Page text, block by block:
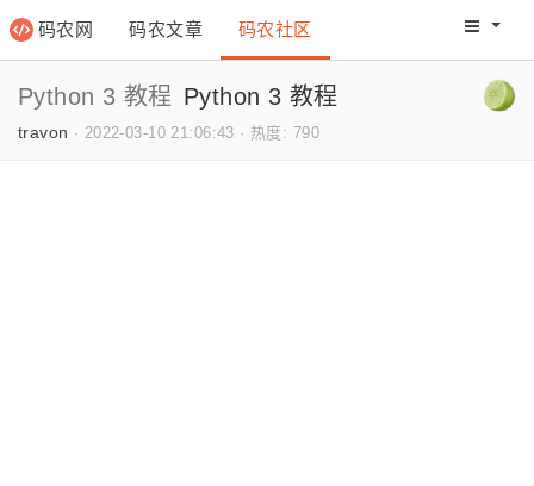
码农网 码农文章 码农社区 码农网
Python 3 教程 Python 3 教程
travon · 2022-03-10 21:06:43 · 热度: 790